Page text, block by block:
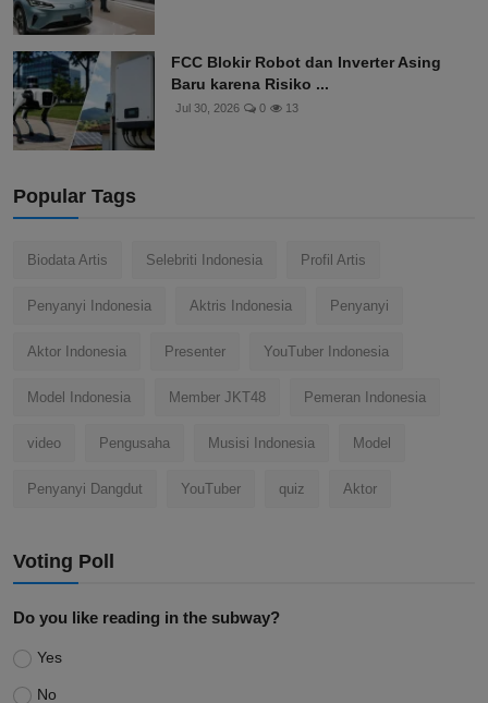
FCC Blokir Robot dan Inverter Asing
Baru karena Risiko ...
Jul 30, 2026 0 13
Popular Tags
Biodata Artis Selebriti Indonesia Profil Artis
Penyanyi Indonesia Aktris Indonesia Penyanyi
Aktor Indonesia Presenter YouTuber Indonesia
Model Indonesia Member JKT48 Pemeran Indonesia
video Pengusaha Musisi Indonesia Model
Penyanyi Dangdut YouTuber quiz Aktor
Voting Poll
Do you like reading in the subway?
Yes
No